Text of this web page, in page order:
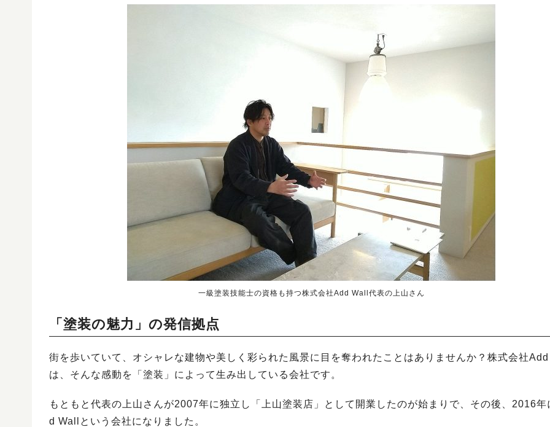
一級塗装技能士の資格も持つ株式会社Add Wall代表の上山さん
「塗装の魅力」の発信拠点
街を歩いていて、オシャレな建物や美しく彩られた風景に目を奪われたことはありませんか？株式会社
は、そんな感動を「塗装」によって生み出している会社です。
もともと代表の上山さんが2007年に独立し「上山塗装店」として開業したのが始まりで、その後、2016年
d Wallという会社になりました。